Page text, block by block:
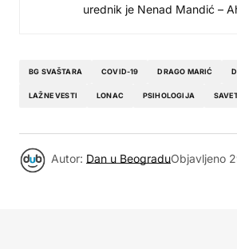
urednik je Nenad Mandić –
BG SVAŠTARA COVID-19 DRAGO MARIĆ
LAŽNE VESTI LONAC PSIHOLOGIJA
Autor: Dan u BeograduObjavljeno